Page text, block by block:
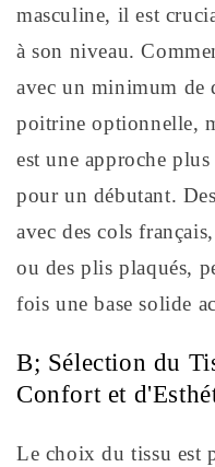
masculine, il est
à son niveau.
avec un minimum de
poitrine optionnelle,
est une approche
pour un débutant.
avec des cols
ou des plis plaqués,
fois une base solide
B; Sélection du
Confort et
Le choix du tissu est